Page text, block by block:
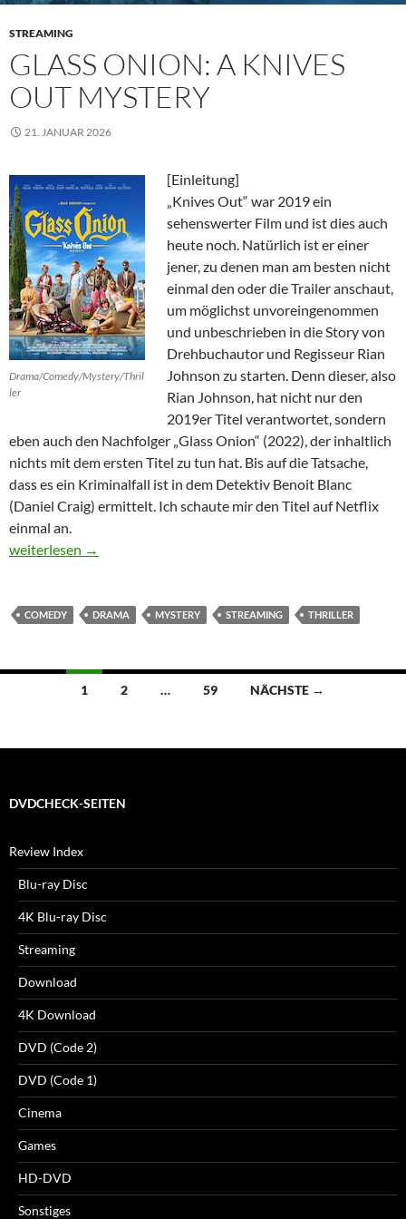
STREAMING
GLASS ONION: A KNIVES
OUT MYSTERY
21. JANUAR 2026
Drama/Comedy/Mystery/Thril
ler
[Einleitung]
„Knives Out“ war 2019 ein
sehenswerter Film und ist dies auch
heute noch. Natürlich ist er einer
jener, zu denen man am besten nicht
einmal den oder die Trailer anschaut,
um möglichst unvoreingenommen
und unbeschrieben in die Story von
Drehbuchautor und Regisseur Rian
Johnson zu starten. Denn dieser, also
Rian Johnson, hat nicht nur den
2019er Titel verantwortet, sondern
eben auch den Nachfolger „Glass Onion“ (2022), der inhaltlich
nichts mit dem ersten Titel zu tun hat. Bis auf die Tatsache,
dass es ein Kriminalfall ist in dem Detektiv Benoit Blanc
(Daniel Craig) ermittelt. Ich schaute mir den Titel auf Netflix
einmal an.
Glass Onion: A Knives Out Mystery
weiterlesen →
COMEDY DRAMA MYSTERY STREAMING THRILLER
Beitragsnavigation
1 2 … 59 NÄCHSTE →
DVDCHECK-SEITEN
Review Index
Blu-ray Disc
4K Blu-ray Disc
Streaming
Download
4K Download
DVD (Code 2)
DVD (Code 1)
Cinema
Games
HD-DVD
Sonstiges